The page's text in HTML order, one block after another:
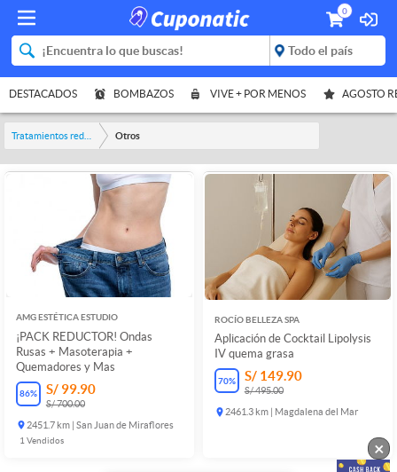
0
DESTACADOS BOMBAZOS VIVE + POR MENOS AGOSTO
Otros
AMG ESTÉTICA ESTUDIO
¡PACK REDUCTOR! Ondas
Rusas + Masoterapia +
Quemadores y Mas
86% S/ 99.90
S/ 700.00
2451.7 km | San Juan de Miraflores
1 Vendidos
ROCÍO BELLEZA SPA
Aplicación de Cocktail Lipolysis
IV quema grasa
70% S/ 149.90
S/ 495.00
2461.3 km | Magdalena del Mar
×